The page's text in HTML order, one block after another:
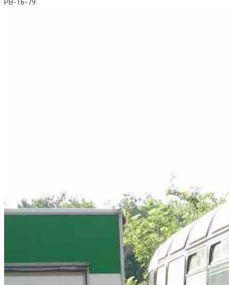
PB-16-79